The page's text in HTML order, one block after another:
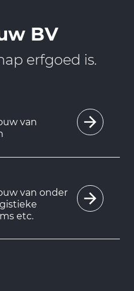
BV
erfgoed is.
van
van onder
etc.